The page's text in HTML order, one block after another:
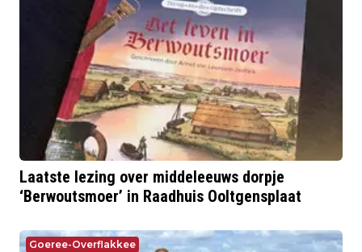
Laatste lezing over middeleeuws dorpje
‘Berwoutsmoer’ in Raadhuis Ooltgensplaat
Goeree-Overflakkee